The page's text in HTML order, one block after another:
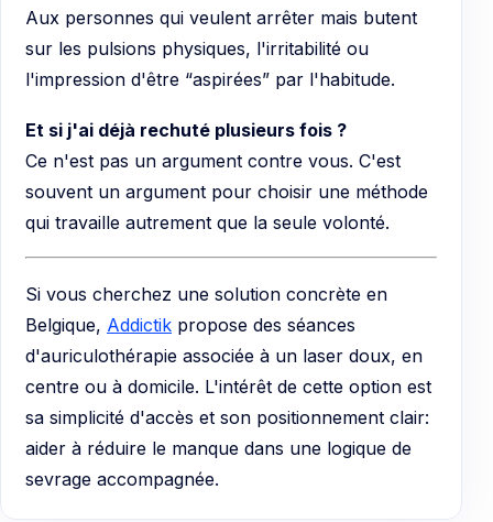
Aux personnes qui veulent arrêter mais butent
sur les pulsions physiques, l'irritabilité ou
l'impression d'être “aspirées” par l'habitude.
Et si j'ai déjà rechuté plusieurs fois ?
Ce n'est pas un argument contre vous. C'est
souvent un argument pour choisir une méthode
qui travaille autrement que la seule volonté.
Si vous cherchez une solution concrète en
Belgique, Addictik propose des séances
d'auriculothérapie associée à un laser doux, en
centre ou à domicile. L'intérêt de cette option est
sa simplicité d'accès et son positionnement clair:
aider à réduire le manque dans une logique de
sevrage accompagnée.